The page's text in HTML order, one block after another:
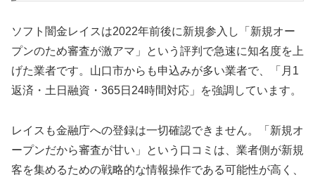
ソフト闇金レイスは2022年前後に新規参入し「新規オー
プンのため審査が激アマ」という評判で急速に知名度を上
げた業者です。山口市からも申込みが多い業者で、「月1
返済・土日融資・365日24時間対応」を強調しています。
レイスも金融庁への登録は一切確認できません。「新規オ
ープンだから審査が甘い」という口コミは、業者側が新規
客を集めるための戦略的な情報操作である可能性が高く、